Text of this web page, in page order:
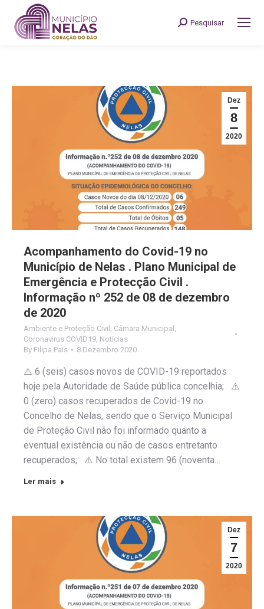
Search:
Pesquisar
Dez
8
2020
Acompanhamento do Covid-19 no
Município de Nelas . Plano Municipal de
Emergência e Protecção Civil .
Informação nº 252 de 08 de dezembro
de 2020
Ambiente e Proteção Civil , Câmara Municipal ,
Coronavirus COVID19, Notícias
By Filipa Pais 8 Dezembro 2020
⚠️ 6 (seis) casos novos de COVID-19 reportados
hoje pela Autoridade de Saúde pública concelhia; ⚠️
0 (zero) casos recuperados de Covid-19 no
Concelho de Nelas, sendo que o Serviço Municipal
de Proteção Civil não foi informado quanto a
eventual existência ou não de casos entretanto
recuperados; ⚠️ No total existem 96 (noventa…
Ler mais
Dez
7
2020